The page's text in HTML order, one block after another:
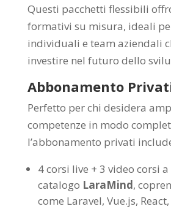
Questi pacchetti flessibili
formativi su misura, ideali
individuali e team aziendali
investire nel futuro dello
Abbonamento
Perfetto per chi desidera
competenze in modo
l’abbonamento privati
4 corsi live + 3 video corsi
catalogo LaraMind,
come Laravel, Vue.js,